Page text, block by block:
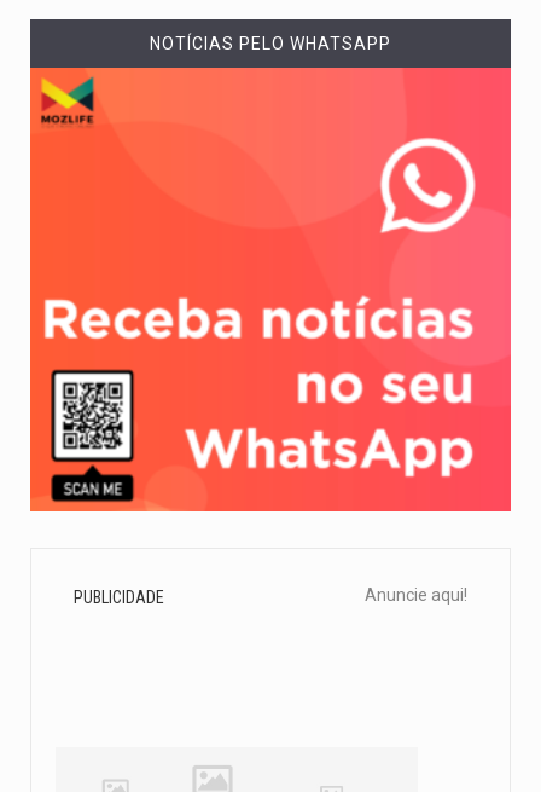
NOTÍCIAS PELO WHATSAPP
PUBLICIDADE Anuncie aqui!